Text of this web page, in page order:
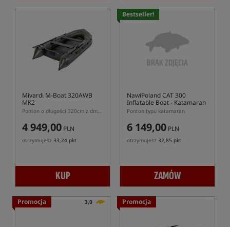
Mivardi M-Boat 320AWB
MK2
Ponton o długości 320cm z dmuchaną podłogą Air Deck
4 949,00 PLN
otrzymujesz 33,24 pkt
KUP
Bestseller!
NawiPoland CAT 300
Inflatable Boat- Katamaran
Ponton typu katamaran
6 149,00 PLN
otrzymujesz 32,85 pkt
ZAMÓW
Promocja 3,0 Promocja